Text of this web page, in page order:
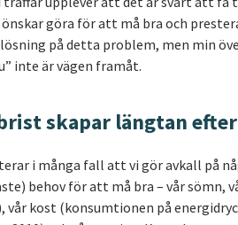
göra för att må bra och
lösning på detta problem, men min
inte är vägen framåt.
skapar längtan
i många fall att vi gör avkall på
behov för att må bra – vår sömn,
kost (konsumtionen på